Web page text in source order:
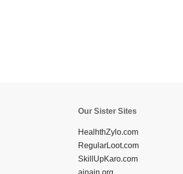
Our Sister Sites
HealhthZylo.com
RegularLoot.com
SkillUpKaro.com
ainain.org